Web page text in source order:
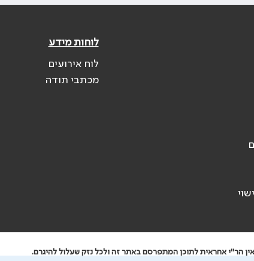
לוחות מידע
לוח אירועים
מכתבי תודה
הר"י אחראית לתוכן המתפרסם באתר זה ולכל נזק שעלול להיגרם.